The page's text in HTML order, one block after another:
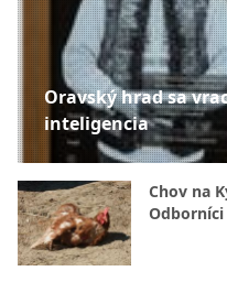
Oravský hrad sa
inteligencia
Chov na